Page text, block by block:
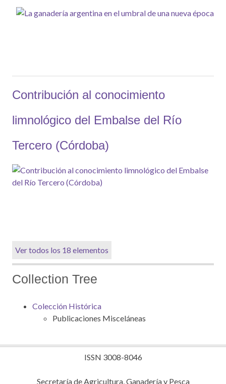
Contribución al conocimiento
limnológico del Embalse del Río
Tercero (Córdoba)
Ver todos los 18 elementos
Collection Tree
Colección Histórica
Publicaciones Misceláneas
ISSN 3008-8046
Secretaría de Agricultura, Ganadería y Pesca